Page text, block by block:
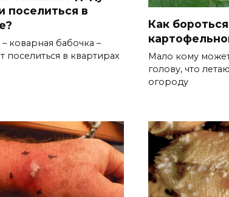
поселиться в
коварная бабочка –
поселиться в квартирах
Как
Мало кому
голову, что
огороду